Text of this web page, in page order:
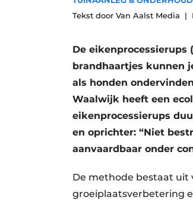
Save the Date
Vacatures
Video’s
Tekst door Van Aalst Media
De eikenprocessierups
brandhaartjes kunnen
als honden
Waalwijk heeft een
eikenprocessierups
en oprichter: “Niet
aanvaardbaar onder
De methode bestaat uit
groeiplaatsverbetering